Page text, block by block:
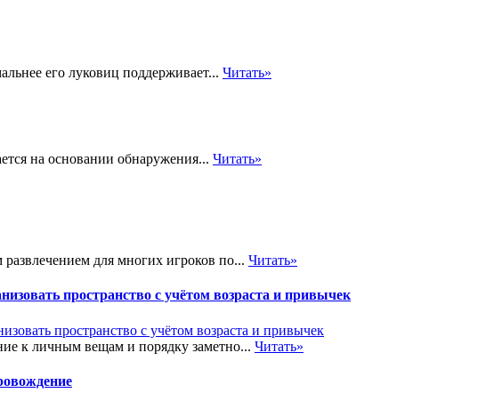
его луковиц поддерживает... Читать»
на основании обнаружения... Читать»
для многих игроков по... Читать»
пространство с учётом возраста и привычек
к личным вещам и порядку заметно... Читать»